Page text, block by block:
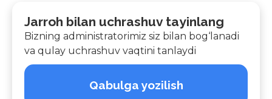
Jarroh bilan uchrashuv tayinlang
Bizning administratorimiz siz bilan bog‘lanadi
va qulay uchrashuv vaqtini tanlaydi
Qabulga yozilish